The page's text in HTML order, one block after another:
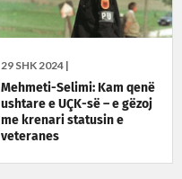
29 SHK 2024 |
Mehmeti-Selimi: Kam qenë
ushtare e UÇK-së – e gëzoj
me krenari statusin e
veteranes